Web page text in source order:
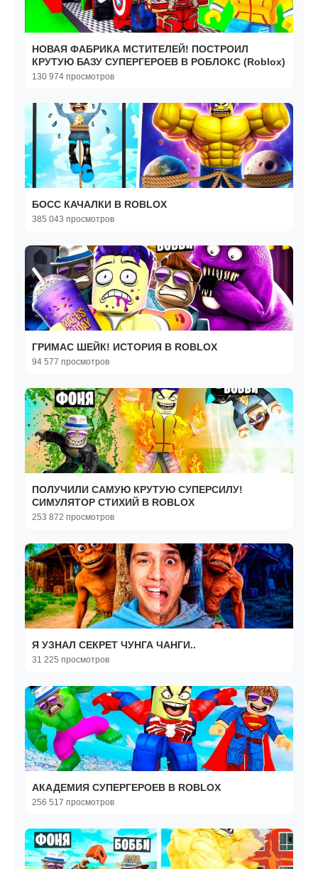
НОВАЯ ФАБРИКА МСТИТЕЛЕЙ! ПОСТРОИЛ
КРУТУЮ БАЗУ СУПЕРГЕРОЕВ В РОБЛОКС (Roblox)
130 974 просмотров
БОСС КАЧАЛКИ В ROBLOX
385 043 просмотров
ГРИМАС ШЕЙК! ИСТОРИЯ В ROBLOX
94 577 просмотров
ПОЛУЧИЛИ САМУЮ КРУТУЮ СУПЕРСИЛУ!
СИМУЛЯТОР СТИХИЙ В ROBLOX
253 872 просмотров
Я УЗНАЛ СЕКРЕТ ЧУНГА ЧАНГИ..
31 225 просмотров
АКАДЕМИЯ СУПЕРГЕРОЕВ В ROBLOX
256 517 просмотров